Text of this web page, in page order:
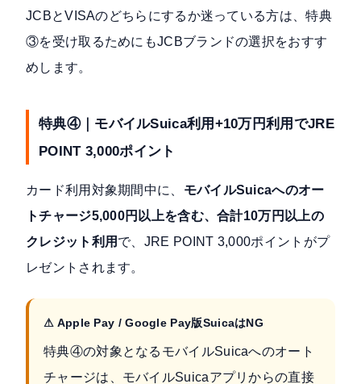
JCBとVISAのどちらにするか迷っている方は、特典
③を受け取るためにもJCBブランドの選択をおすす
めします。
特典④｜モバイルSuica利用+10万円利用でJRE
POINT 3,000ポイント
カード利用対象期間中に、 モバイルSuicaへのオー
トチャージ5,000円以上を含む、合計10万円以上の
クレジット利用 で、JRE POINT 3,000ポイントがプ
レゼントされます。
⚠ Apple Pay / Google Pay版SuicaはNG
特典④の対象となるモバイルSuicaへのオート
チャージは、モバイルSuicaアプリからの直接